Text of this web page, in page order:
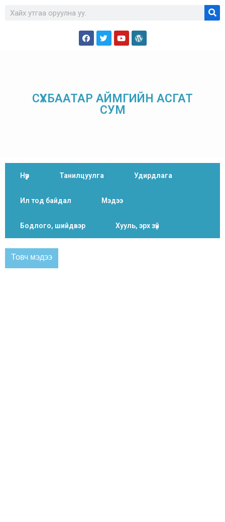
СҮХБААТАР АЙМГИЙН АСГАТ
СУМ
Нүүр Танилцуулга Удирдлага
Ил тод байдал Мэдээ
Бодлого, шийдвэр Хууль, эрх зүй
Товч мэдээ